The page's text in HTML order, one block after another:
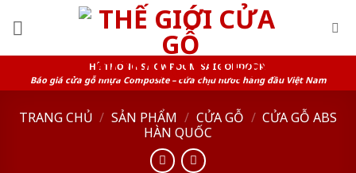
HỆ THỐNG SHOWROOM SAIGONDOOR
Báo giá cửa gỗ nhựa Composite – cửa chịu nước hàng đầu Việt Nam
TRANG CHỦ / SẢN PHẨM / CỬA GỖ / CỬA GỖ ABS
HÀN QUỐC